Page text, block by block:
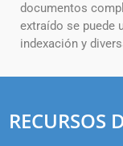
documentos
extraído se puede
indexación y
RECURSOS